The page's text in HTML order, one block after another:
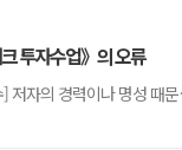
투자수업》의 오류
[윤진기 경남대 명예교수] 저